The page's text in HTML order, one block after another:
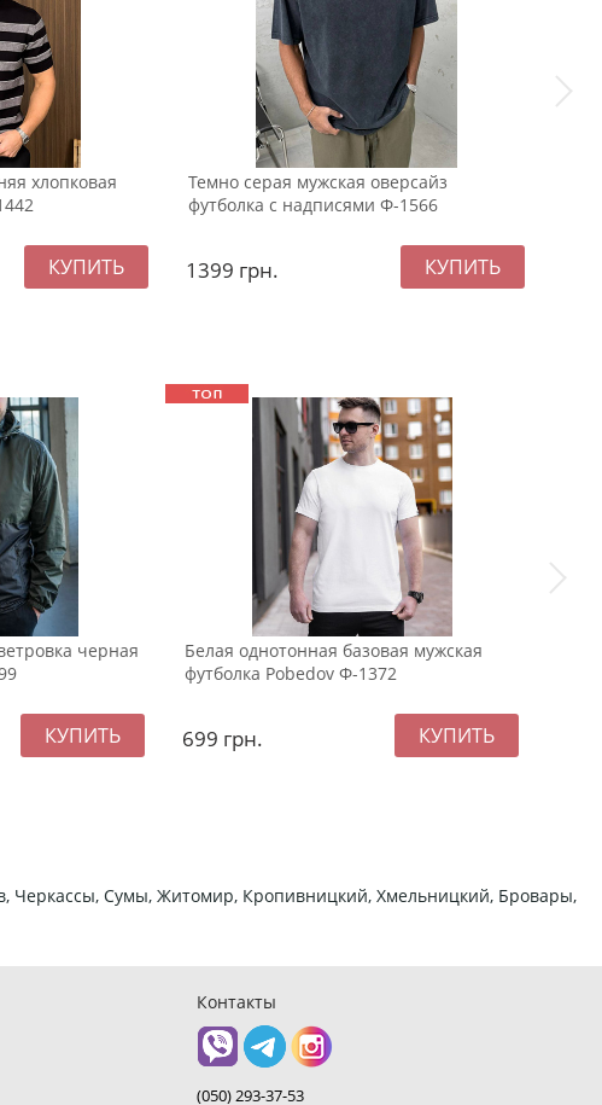
хлопковая
Темно серая мужская оверсайз
футболка с надписями Ф-1566
1399 грн.
черная
Белая однотонная базовая мужская
футболка Pobedov Ф-1372
699 грн.
Черкассы, Сумы, Житомир, Кропивницкий, Хмельницкий, Бровары,
Контакты
(050) 293-37-53